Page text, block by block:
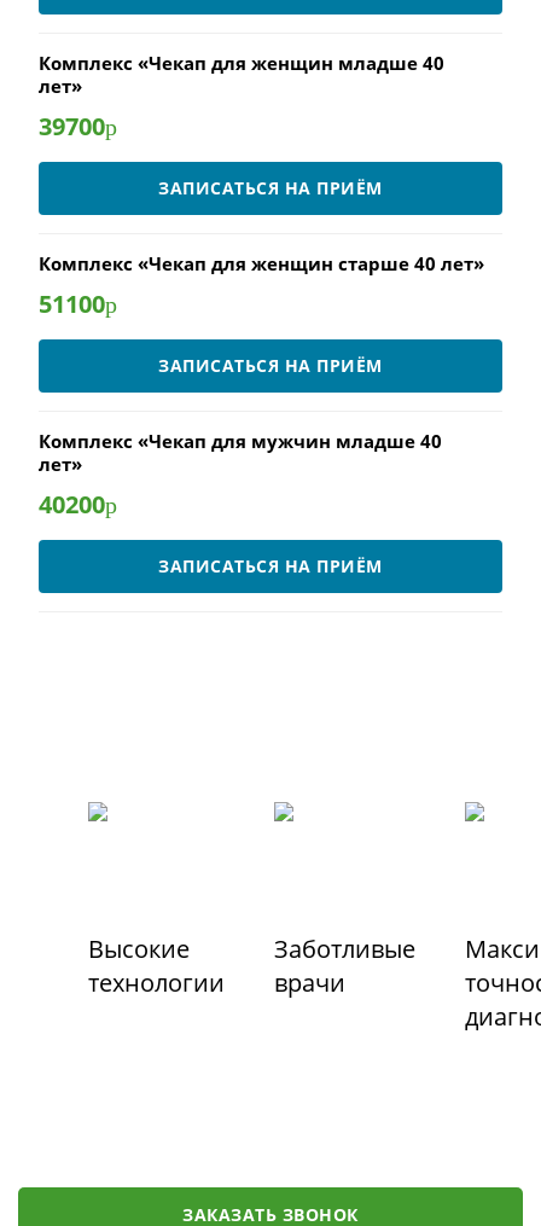
Комплекс «Чекап для женщин младше 40
лет»
39700р
ЗАПИСАТЬСЯ НА ПРИЁМ
Комплекс «Чекап для женщин старше 40 лет»
51100р
ЗАПИСАТЬСЯ НА ПРИЁМ
Комплекс «Чекап для мужчин младше 40
лет»
40200р
ЗАПИСАТЬСЯ НА ПРИЁМ
Высокие
технологии
Заботливые
врачи
ЗАКАЗАТЬ ЗВОНОК